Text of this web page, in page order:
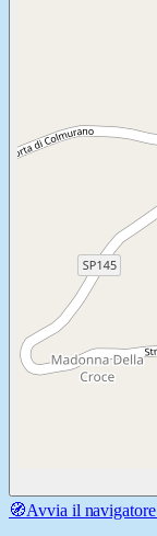
🧭Avvia il navigatore